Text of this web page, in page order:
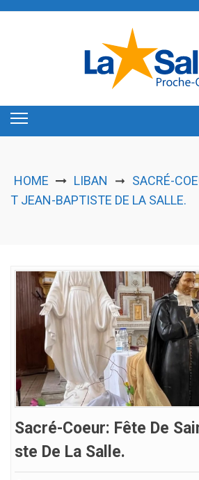
HOME LIBAN ➞ SACRÉ-
T JEAN-BAPTISTE DE LA SALLE.
Sacré-Coeur: Fête De
Ste De La Salle.